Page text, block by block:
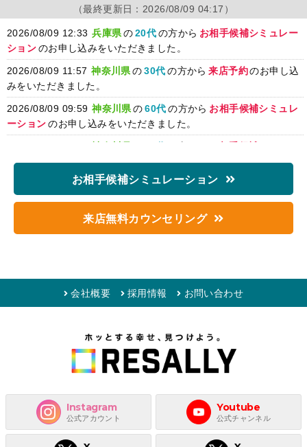
（最終更新日： 2026/08/09 04:17）
2026/08/09 12:33 兵庫県の20代の方から お相手候補シミュレー
ションのお申し込みをいただきました。
2026/08/09 11:57 神奈川県 の 30代の方から 来店予約のお申し込
みをいただきました。
2026/08/09 09:59 神奈川県 の 60代の方から お相手候補シミュレ
ーションのお申し込みをいただきました。
ーションのお申し込みをいただきました。
2026/08/09 08:25 兵庫県の30代の方から お相手候補シミュレー
2026/08/09 08:20 大阪府の50代の方からお相手候補シミュレー
ションのお申し込みをいただきました。
2026/08/09 02:32 北海道の20代 の方からお相手候補シミュレー
2026/08/08 23:33 東京都 の 20代 の方から お相手候補シミュレー
のお申し込みをいただきました。
2026/08/08 23:26 東京都 の30代の方からお相手候補シミュレー
2026/08/08 23:16 神奈川県 の方から お相手候補シミュレ
ーションのお申し込みをいただきました。
お相手候補シミュレーション
来店無料カウンセリング
会社概要 採用情報 お問い合わせ
Instagram
公式アカウント
Youtube
公式チャンネル